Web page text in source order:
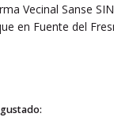
Vecinal Sanse
en Fuente del